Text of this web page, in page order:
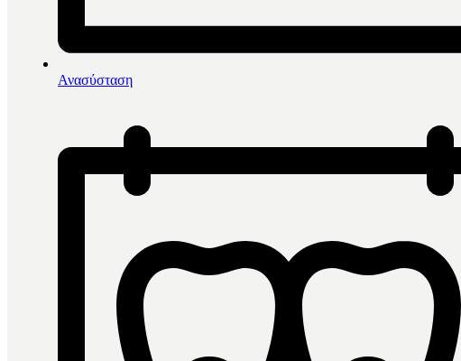
Ανασύσταση
Αρχική /
Διαμάντια-Φρέζες
Διαμάντια /